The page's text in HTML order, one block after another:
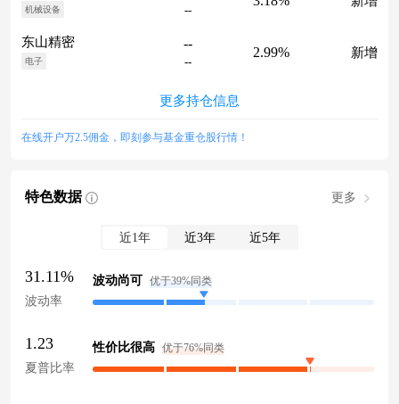
机械设备 --
东山精密
电子
--
--
2.99% 新增
更多持仓信息
在线开户万2.5佣金，即刻参与基金重仓股行情！
特色数据 更多
近1年 近3年 近5年
31.11%
波动率
波动尚可 优于39%同类
1.23
夏普比率
性价比很高 优于76%同类